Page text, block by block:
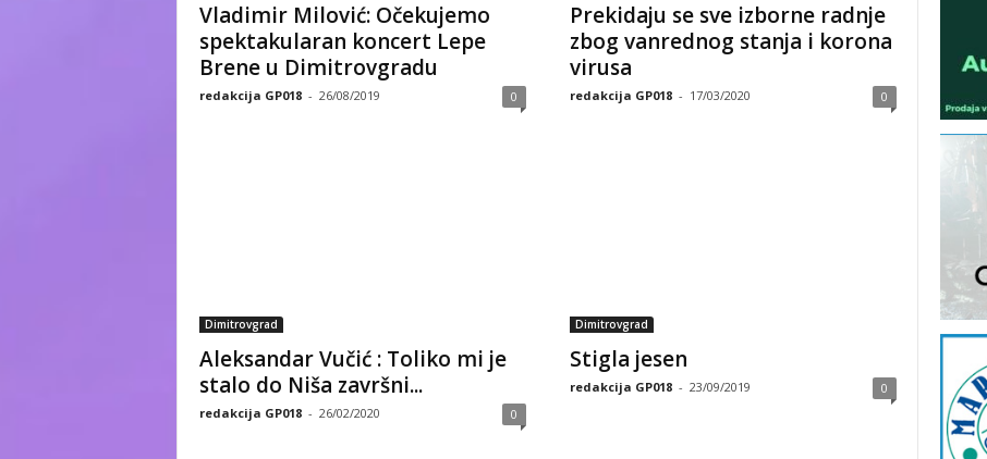
Vladimir Milović: Očekujemo
spektakularan koncert Lepe
Brene u Dimitrovgradu
redakcija GP018 - 26/08/2019 0
Prekidaju se sve izborne radnje
zbog vanrednog stanja i korona
virusa
redakcija GP018 - 17/03/2020 0
Dimitrovgrad
Aleksandar Vučić : Toliko mi je
stalo do Niša završni...
redakcija GP018 - 26/02/2020 0
Dimitrovgrad
Stigla jesen
redakcija GP018 - 23/09/2019 0